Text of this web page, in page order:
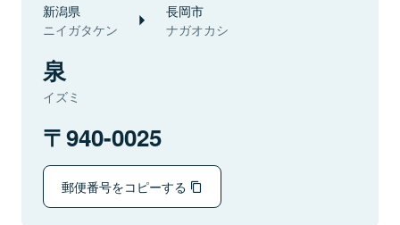
新潟県
ニイガタケン
長岡市
ナガオカシ
泉
イズミ
940-0025
郵便番号をコピーする